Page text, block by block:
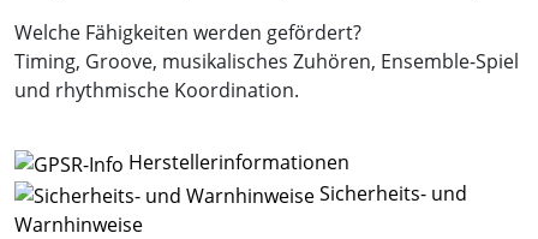
Welche Fähigkeiten werden gefördert?
Timing, Groove, musikalisches Zuhören, Ensemble-Spiel
und rhythmische Koordination.
Herstellerinformationen
Sicherheits- und
Warnhinweise